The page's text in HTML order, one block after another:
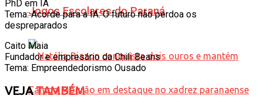
Jogos Escolares do Paraná
PhD em IA
Tema: Acorde para a IA: O futuro não perdoa os
despreparados
Caito Maia
Fundador e empresário da Chili Beans
Tema: Empreendedorismo Ousado
VEJATAMBÉM